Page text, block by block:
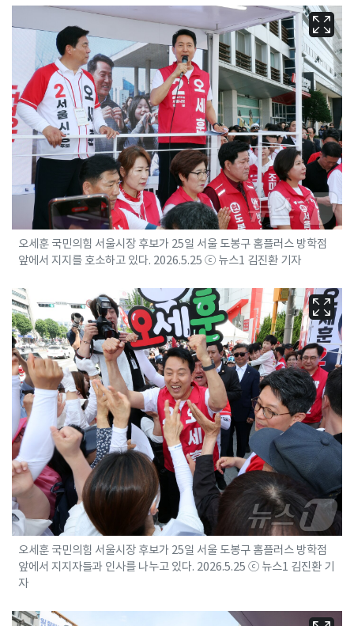
오세훈 국민의힘 서울시장 후보가 25일 서울 도봉구 홈플러스 방학점
앞에서 지지를 호소하고 있다. 2026.5.25 ⓒ 뉴스1 김진환 기자
오세훈 국민의힘 서울시장 후보가 25일 서울 도봉구 홈플러스 방학점
앞에서 지지자들과 인사를 나누고 있다. 2026.5.25 ⓒ 뉴스1 김진환 기
자